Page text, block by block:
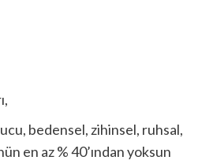
bedensel, zihinsel, ruhsal,
en az % 40’ından yoksun